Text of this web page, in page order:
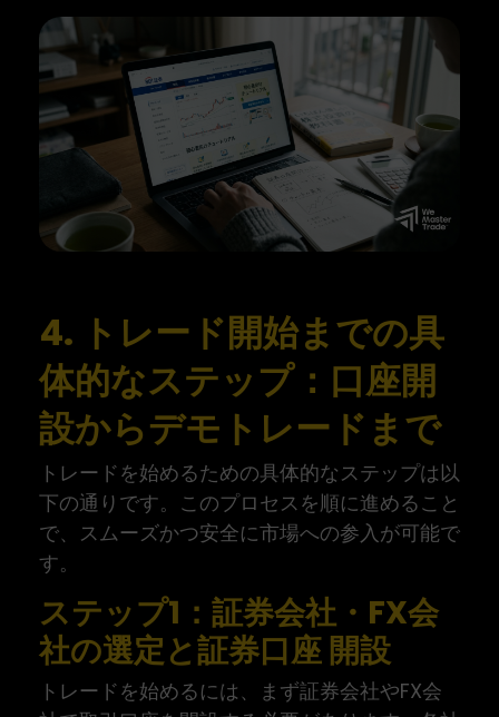
4. トレード開始までの具
体的なステップ：口座開
設からデモトレードまで
トレードを始めるための具体的なステップは以
下の通りです。このプロセスを順に進めること
で、スムーズかつ安全に市場への参入が可能で
す。
ステップ1：証券会社・FX会
社の選定と証券口座 開設
トレードを始めるには、まず証券会社やFX会